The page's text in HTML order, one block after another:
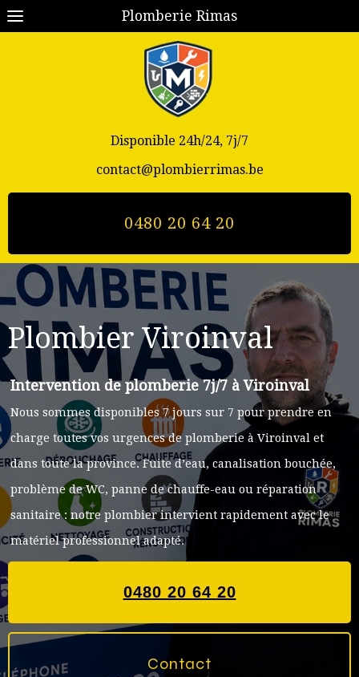
Plomberie Rimas
Disponible 24h/24, 7j/7
contact@plombierrimas.be
0480 20 64 20
Plombier Viroinval
Intervention de plomberie 7j/7 à Viroinval
Nous sommes disponibles 7 jours sur 7 pour prendre en
charge toutes vos urgences de plomberie à Viroinval et
dans toute la province. Fuite d’eau, canalisation bouchée,
problème de WC, panne de chauffe-eau ou réparation
sanitaire : notre plombier intervient rapidement avec le
matériel professionnel adapté.
0480 20 64 20
Contact